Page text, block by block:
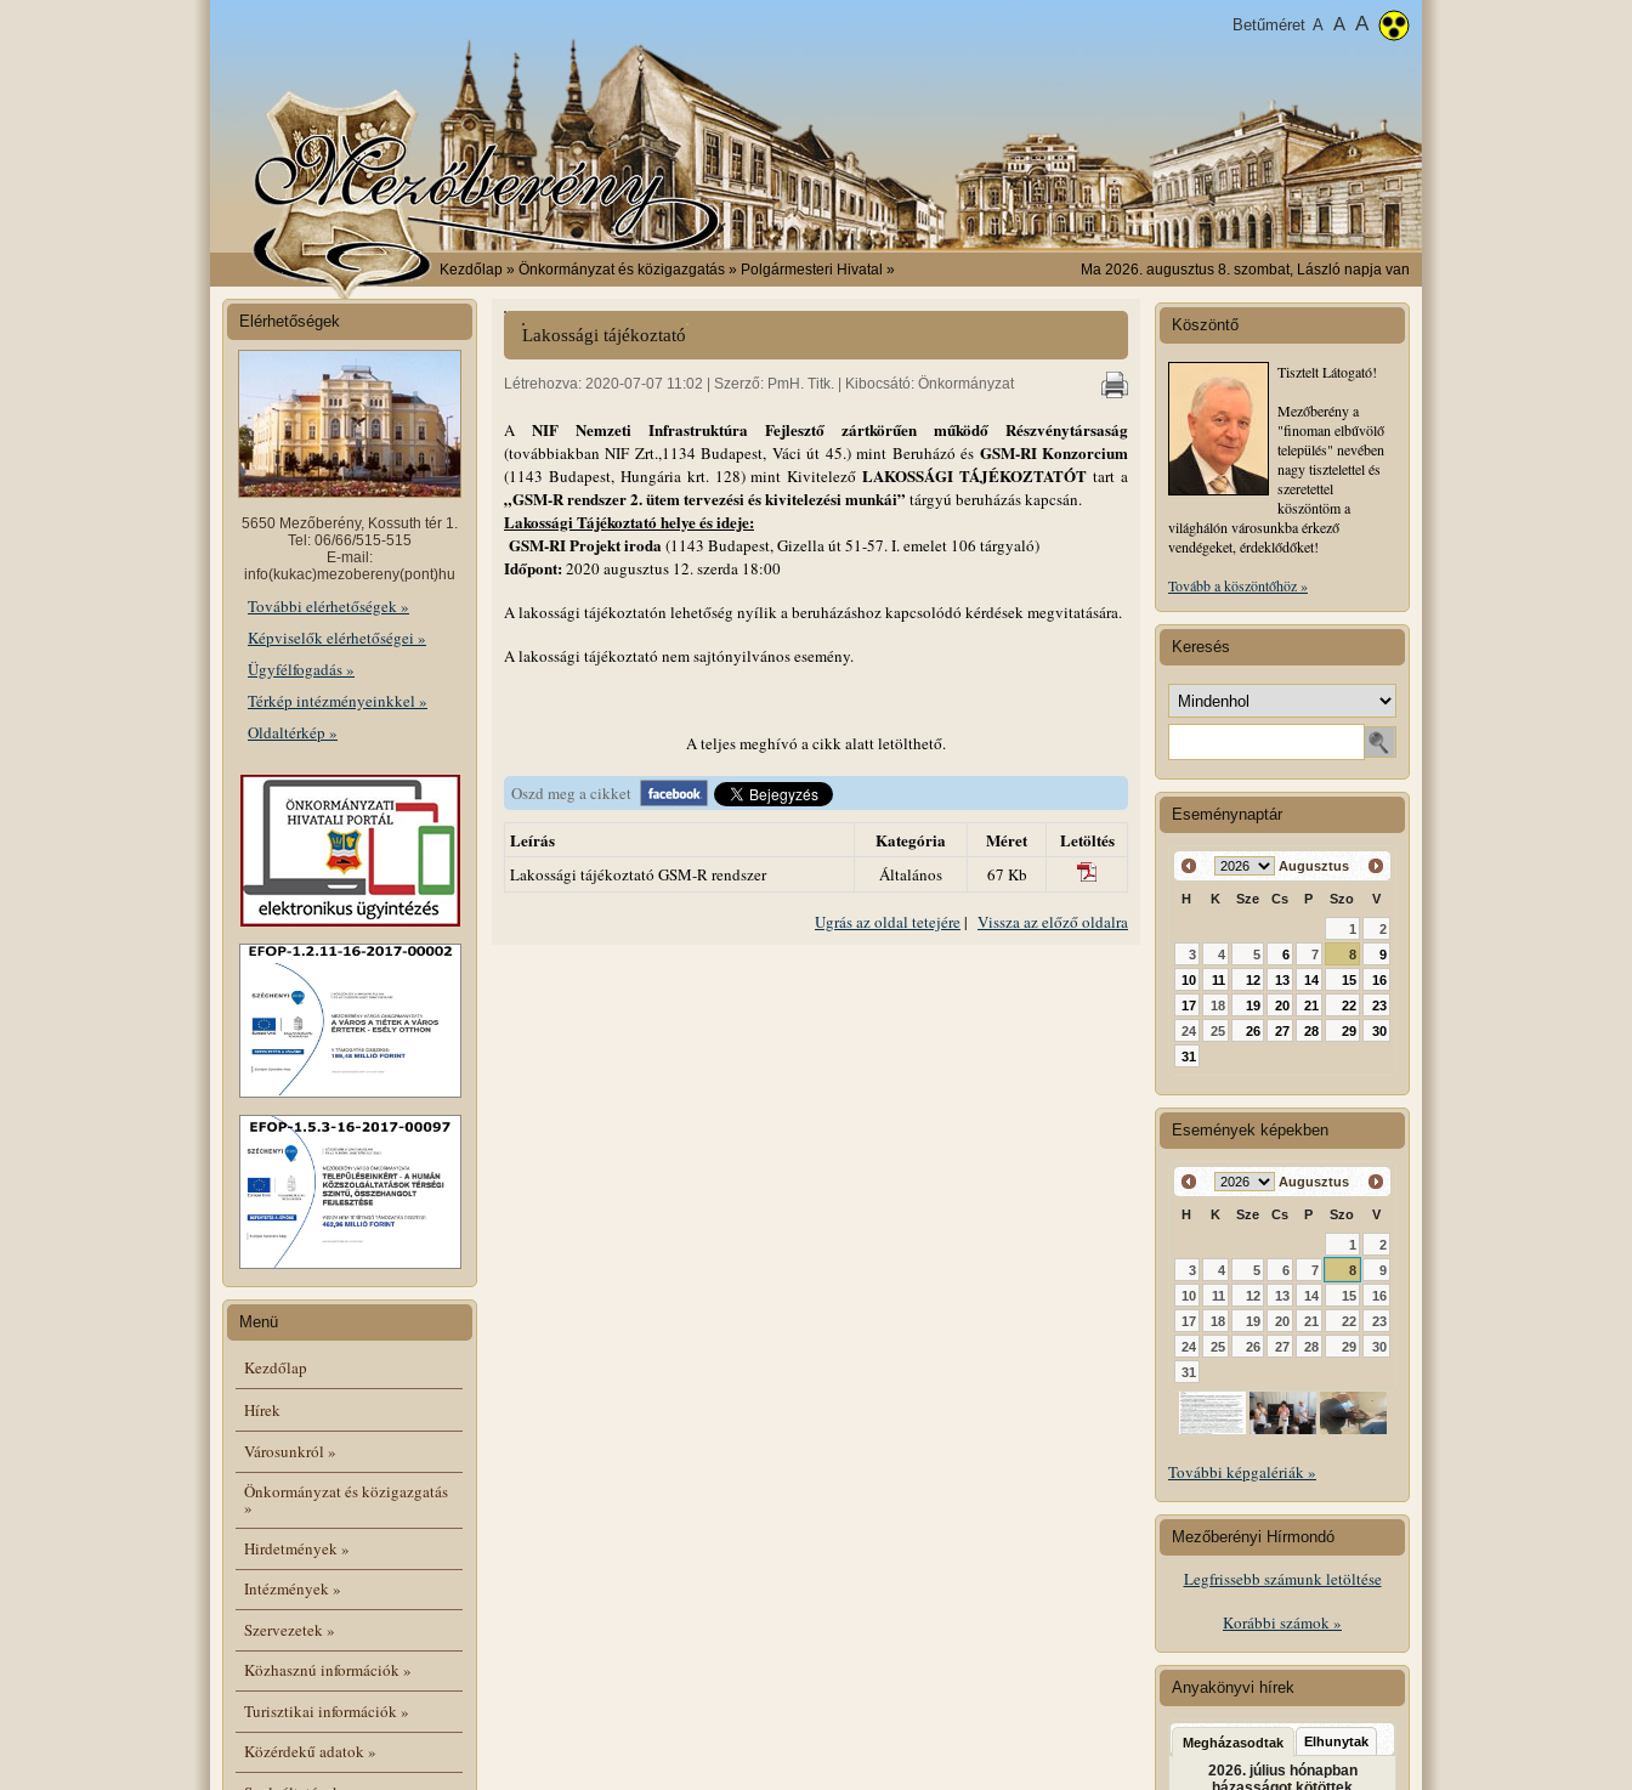
Betűméret A A A
Kezdőlap » Önkormányzat és közigazgatás » Polgármesteri Hivatal » Ma 2026. augusztus 8. szombat, László napja van
Elérhetőségek
5650 Mezőberény, Kossuth tér 1.
Tel: 06/66/515-515
E-mail:
info(kukac)mezobereny(pont)hu
További elérhetőségek »
Képviselők elérhetőségei »
Ügyfélfogadás »
Térkép intézményeinkkel »
Oldaltérkép »
Menü
Kezdőlap
Hírek
Városunkról »
Önkormányzat és közigazgatás
»
Hirdetmények»
Intézmények»
Szervezetek»
Közhasznú információk»
Turisztikai információk»
Közérdekű adatok»
Lakossági tájékoztató
Létrehozva: 2020-07-07 11:02 | Szerző: PmH. Titk. | Kibocsátó: Önkormányzat
A NIF Nemzeti Infrastruktúra Fejlesztő zártkörűen működő Részvénytársaság
(továbbiakban NIF Zrt.,1134 Budapest, Váci út 45.) mint Beruházó és GSM-RI Konzorcium
(1143 Budapest, Hungária krt. 128) mint KivitelezőLAKOSSÁGI TÁJÉKOZTATÓT tart a
„GSM-R rendszer 2. ütem tervezési és kivitelezési munkái” tárgyú beruházás kapcsán.
Lakossági Tájékoztató helye és ideje:
GSM-RI Projekt iroda(1143 Budapest, Gizella út 51-57. I. emelet 106 tárgyaló)
Időpont:2020 augusztus 12. szerda 18:00
A lakossági tájékoztatón lehetőség nyílik a beruházáshoz kapcsolódó kérdések megvitatására.
A lakossági tájékoztató nem sajtónyilvános esemény.
A teljes meghívó a cikk alatt letölthető.
Oszd meg a cikket
Leírás Kategória Méret Letöltés
Lakossági tájékoztató GSM-R rendszer Általános 67 Kb
Ugrás az oldal tetejére| Vissza az előző oldalra
Köszöntő
Tisztelt Látogató!
Mezőberény a
"finoman elbűvölő
település" nevében
nagy tisztelettel és
szeretettel
köszöntöm a
világhálón városunkba érkező
vendégeket, érdeklődőket!
Tovább a köszöntőhöz »
Keresés
Keresés helye
Eseménynaptár
Augusztus
H K Sze Cs P Szo V
1
2
3
4 5 6 7 8
9
10
11 12 13 14 15
16
17
18 19 20 21 22
23
24
25 26 27 28 29
30
31
Események képekben
Augusztus
H K Sze Cs P Szo V
1
2
3
4 5 6 7 8
9
10
11 12 13 14 15
16
17
18 19 20 21 22
23
24
25 26 27 28 29
30
31
További képgalériák »
Mezőberényi Hírmondó
Legfrissebb számunk letöltése
Korábbi számok »
Anyakönyvi hírek
Megházasodtak Elhunytak
2026. július hónapban